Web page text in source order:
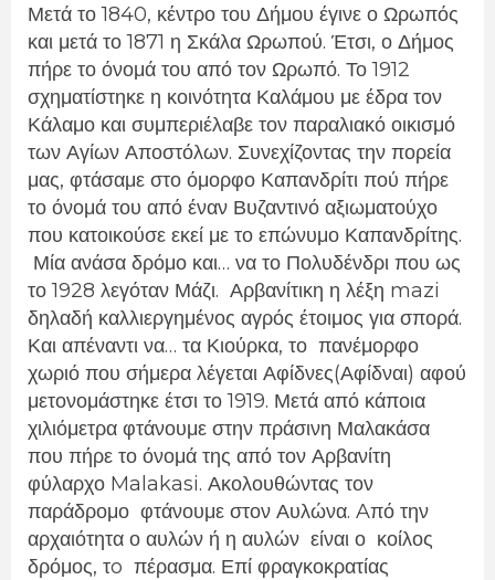
Μετά το 1840, κέντρο του Δήμου έγινε ο Ωρωπός
και μετά το 1871 η Σκάλα Ωρωπού. Έτσι, ο Δήμος
πήρε το όνομά του από τον Ωρωπό. Το 1912
σχηματίστηκε η κοινότητα Καλάμου με έδρα τον
Κάλαμο και συμπεριέλαβε τον παραλιακό οικισμό
των Αγίων Αποστόλων. Συνεχίζοντας την πορεία
μας, φτάσαμε στο όμορφο Καπανδρίτι πού πήρε
το όνομά του από έναν Βυζαντινό αξιωματούχο
που κατοικούσε εκεί με το επώνυμο Καπανδρίτης.
Μία ανάσα δρόμο και… να το Πολυδένδρι που ως
το 1928 λεγόταν Μάζι. Αρβανίτικη η λέξη mazi
δηλαδή καλλιεργημένος αγρός έτοιμος για σπορά.
Και απέναντι να… τα Κιούρκα, το πανέμορφο
χωριό που σήμερα λέγεται Αφίδνες(Αφίδναι) αφού
μετονομάστηκε έτσι το 1919. Μετά από κάποια
χιλιόμετρα φτάνουμε στην πράσινη Μαλακάσα
που πήρε το όνομά της από τον Αρβανίτη
φύλαρχο Malakasi. Ακολουθώντας τον
παράδρομο φτάνουμε στον Αυλώνα. Aπό την
αρχαιότητα ο αυλών ή η αυλών είναι ο κοίλος
δρόμος, τo πέρασμα. Επί φραγκοκρατίας